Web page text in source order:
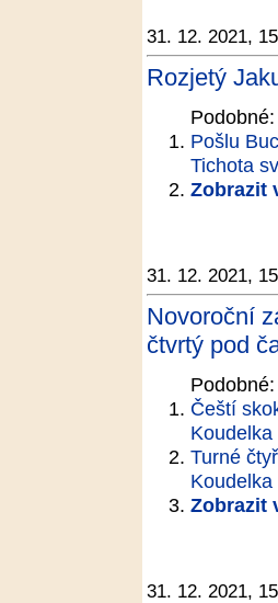
31. 12. 2021,
Rozjetý
Podobné:
Pošlu
Tichota
Zobrazit
31. 12. 2021,
Novoroční
čtvrtý pod
Podobné:
Čeští
Turné
Koudelka
Zobrazit
31. 12. 2021,